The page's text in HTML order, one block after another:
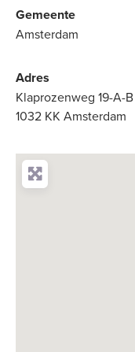
Gemeente
Amsterdam
Adres
Klaprozenweg 19-A-B
1032 KK Amsterdam